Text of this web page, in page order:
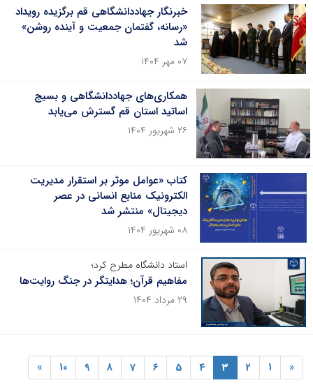
خبرنگار جهاددانشگاهی قم برگزیده رویداد
«رسانه، گفتمان جمعیت و آینده روشن»
شد
۰۷ مهر ۱۴۰۴
همکاری‌های جهاددانشگاهی و بسیج
اساتید استان قم گسترش می‌یابد
۲۶ شهریور ۱۴۰۴
کتاب «عوامل موثر بر استقرار مدیریت
الکترونیک منابع انسانی در عصر
دیجیتال» منتشر شد
۰۸ شهریور ۱۴۰۴
استاد دانشگاه مطرح کرد؛
مفاهیم قرآن؛ هدایتگر در جنگ روایت‌ها
۲۹ مرداد ۱۴۰۴
«
1
2
3
4
5
6
7
8
9
10
»